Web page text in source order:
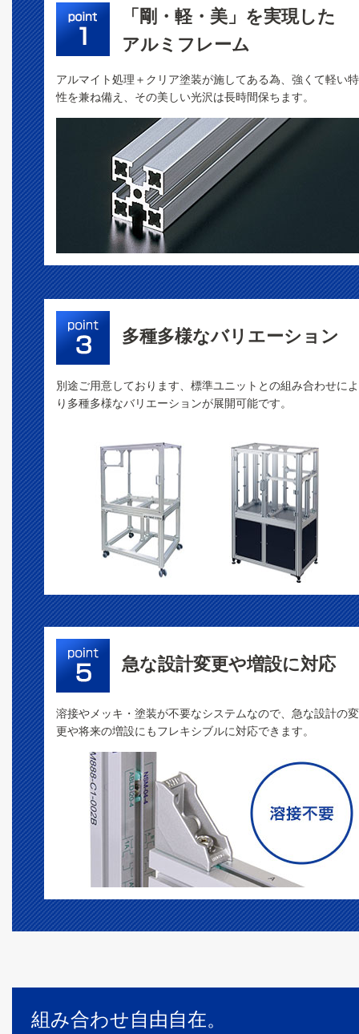
「剛・軽・美」を実現した
アルミフレーム
アルマイト処理＋クリア塗装が施してある為、強くて軽い特
性を兼ね備え、その美しい光沢は長時間保ちます。
多種多様なバリエーション
別途ご用意しております、標準ユニットとの組み合わせによ
り多種多様なバリエーションが展開可能です。
急な設計変更や増設に対応
溶接やメッキ・塗装が不要なシステムなので、急な設計の変
更や将来の増設にもフレキシブルに対応できます。
組み合わせ自由自在。